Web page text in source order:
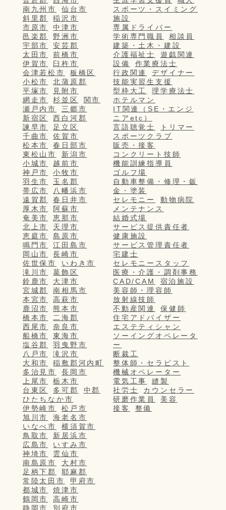
南九州市
仙台市
斜里郡
稲沢市
市原市
中津市
邑楽郡
野洲市
宇部市
安芸郡
太田市
前橋市
伊賀市
臼杵市
会津若松市
板橋区
小松市
北蒲原郡
平塚市
見附市
網走市
杉並区
関市
瀬戸内市
三郷市
新宿区
西白河郡
諫早市
足立区
千曲市
佐賀市
松本市
春日部市
東松山市
新潟市
小城市
越前市
神戸市
小牧市
羽生市
玉名郡
帯広市
八幡浜市
遠賀郡
春日井市
厚木市
阿蘇市
奄美市
恵那市
北上市
天理市
恵庭市
島原市
鳴門市
江田島市
岡山市
長崎市
佐世保市
いわき市
滝川市
葛飾区
鈴鹿市
大津市
宮城郡
南相馬市
本宮市
高萩市
鹿沼市
熊本市
橋本市
二海郡
西尾市
奈良市
船橋市
東海市
塩谷郡
羽曳野市
八戸市
滝沢市
大和市
稲敷郡河内町
多治見市
長岡市
上尾市
栃木市
台東区
多可郡
中郡
ひたちなか市
伊勢崎市
松戸市
旭川市
海老名市
いなべ市
横須賀市
鳥取市
新居浜市
広島市
いすみ市
神埼市
雲仙市
南島原市
大村市
足柄下郡
耶麻郡
常陸太田市
甲府市
都城市
焼津市
鶴岡市
高崎市
静岡市
別府市
スポーツ・スイミング
施設
専属ドライバー
学術専門職員
相談員
建築・土木・建設
介護福祉士
遊戯関連
設備
作業療法士
行政関連
デザイナー
技能実習生支援
型枠大工
理学療法士
ホテルマン
IT関連（SE・エンジ
ニアetc）
言語聴覚士
トリマー
スポーツクラブ
販売・接客
コンクリート技師
機能訓練指導員
ゴルフ場
自動車整備・修理・鈑
金・塗装
セレモニー
動物病院
メンテナンス
結婚式場
サービス提供責任者
健康施設
サービス管理責任者
宅建士
セレモニースタッフ
医療・介護・調剤事務
CAD/CAM
宿泊施設
美容師・理容師
放射線技師
不動産関連
保健師
住宅アドバイザー
エステティシャン
ソーイングオペレータ
ー
断裁工
整体師・セラピスト
機械オペレーター
電気工事
縫製
社労士
カウンセラー
研磨作業員
美容
接客
整備